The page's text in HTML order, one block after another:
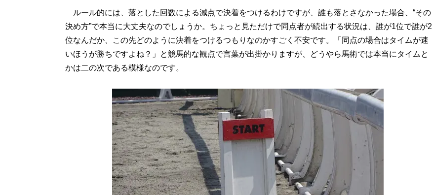
ルール的には、落とした回数による減点で決着をつけるわけですが、誰も落とさなかった場合、“その
決め方”で本当に大丈夫なのでしょうか。ちょっと見ただけで同点者が続出する状況は、誰が1位で誰が2
位なんだか、この先どのように決着をつけるつもりなのかすごく不安です。「同点の場合はタイムが速
いほうが勝ちですよね？」と競馬的な観点で言葉が出掛かりますが、どうやら馬術では本当にタイムと
かは二の次である模様なのです。